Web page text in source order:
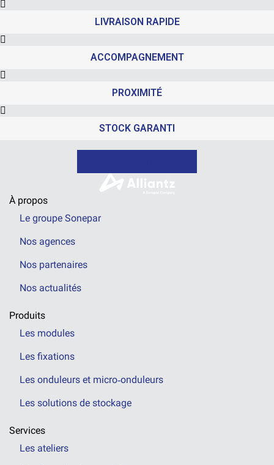
LIVRAISON RAPIDE
ACCOMPAGNEMENT
PROXIMITÉ
STOCK GARANTI
À propos
Le groupe Sonepar
Nos agences
Nos partenaires
Nos actualités
Produits
Les modules
Les fixations
Les onduleurs et micro‑onduleurs
Les solutions de stockage
Services
Les ateliers